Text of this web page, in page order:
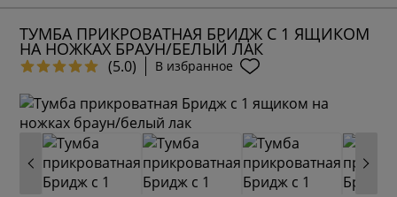
ТУМБА ПРИКРОВАТНАЯ БРИДЖ С 1 ЯЩИКОМ
НА НОЖКАХ БРАУН/БЕЛЫЙ ЛАК
(5.0) В избранное